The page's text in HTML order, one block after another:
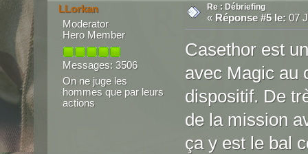
LLorkan
Moderator
Hero Member
Messages: 3506
On ne juge les
hommes que par leurs
actions
Re : Débriefing
« Réponse #5 le:07
Casethor est
avec Magic au
dispositif. De
de la mission
ça y est le bal